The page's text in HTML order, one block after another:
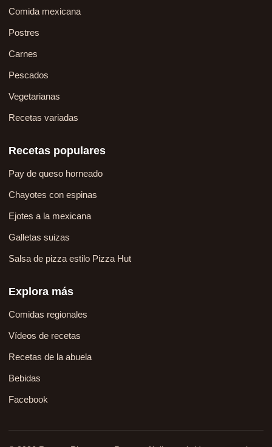
Comida mexicana
Postres
Carnes
Pescados
Vegetarianas
Recetas variadas
Recetas populares
Pay de queso horneado
Chayotes con espinas
Ejotes a la mexicana
Galletas suizas
Salsa de pizza estilo Pizza Hut
Explora más
Comidas regionales
Vídeos de recetas
Recetas de la abuela
Bebidas
Facebook